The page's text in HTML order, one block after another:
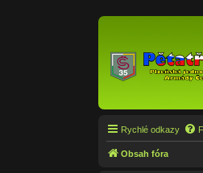
Rychlé odkazy
Obsah fóra